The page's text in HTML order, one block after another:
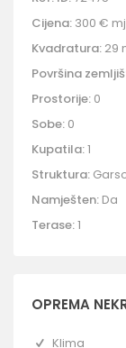
Cijena: 300 €
Kvadratura: 29
Površina
Prostorije: 0
Sobe: 0
Kupatila:1
Struktura:
Namješten: Da
Terase:1
OPREMA
Klima